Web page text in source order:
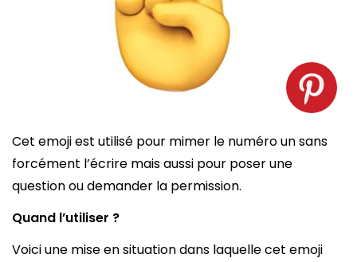
Cet emoji est utilisé pour mimer le numéro un sans
forcément l’écrire mais aussi pour poser une
question ou demander la permission.
Quand l’utiliser ?
Voici une mise en situation dans laquelle cet emoji